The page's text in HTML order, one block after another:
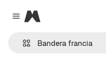
Close menu
Magnific